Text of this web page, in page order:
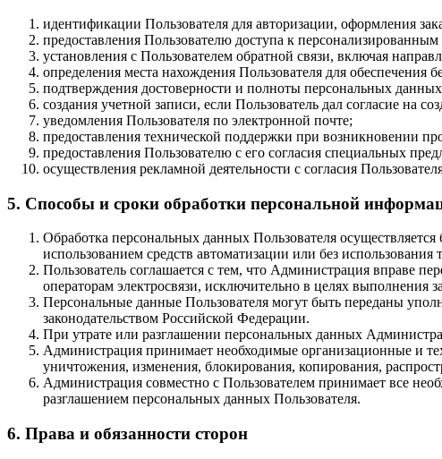
идентификации Пользователя для авторизации, оформления
предоставления Пользователю доступа к
установления с Пользователем обратной связи, включая
определения места нахождения Пользователя для обеспечения
подтверждения достоверности и полноты персональных
создания учетной записи, если Пользователь дал согласие на
уведомления Пользователя по электронной почте;
предоставления технической поддержки при возникновении
предоставления Пользователю с его согласия специальных
осуществления рекламной деятельности с согласия
5. Способы и сроки обработки персональной
Обработка персональных данных Пользователя
использованием средств автоматизации или без использования
Пользователь соглашается с тем, что Администрация вправе
операторам электросвязи, исключительно в целях выполнения
Персональные данные Пользователя могут быть переданы
законодательством Российской Федерации.
При утрате или разглашении персональных данных
Администрация принимает необходимые организационные и
уничтожения, изменения, блокирования, копирования,
Администрация совместно с Пользователем принимает все
разглашением персональных данных Пользователя.
6. Права и обязанности сторон